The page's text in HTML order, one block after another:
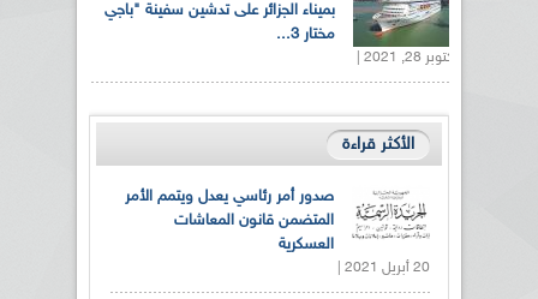
بميناء الجزائر على تدشين سفينة "باجي
مختار 3...
أكتوبر 28, 2021 |
الأكثر قراءة
صدور أمر رئاسي يعدل ويتمم الأمر
المتضمن قانون المعاشات
العسكرية
20 أبريل 2021 |